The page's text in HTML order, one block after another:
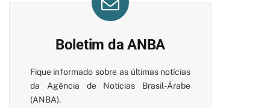
Boletim da ANBA
Fique informado sobre as últimas notícias
da Agência de Notícias Brasil-Árabe
(ANBA).